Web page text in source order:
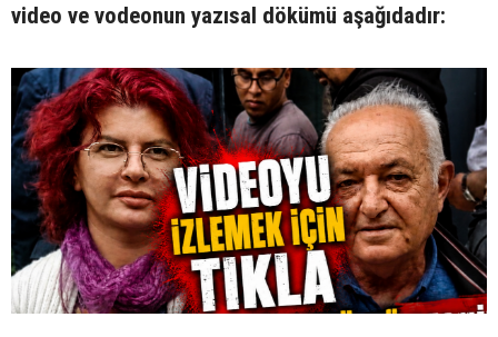
video ve vodeonun yazısal dökümü aşağıdadır: